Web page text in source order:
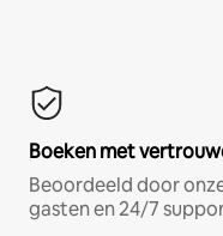
Boeken met
Beoordeeld door
gasten en 24/7